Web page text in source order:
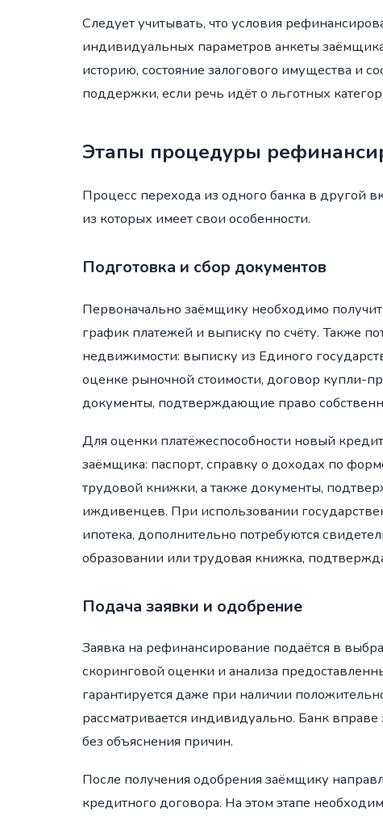
Следует учитывать, что условия
индивидуальных параметров анкеты
историю, состояние залогового имущества и
поддержки, если речь идёт о льготных
Этапы процедуры
Процесс перехода из одного банка в другой
из которых имеет свои особенности.
Подготовка и сбор документов
Первоначально заёмщику необходимо
график платежей и выписку по счёту. Также
недвижимости: выписку из Единого
оценке рыночной стоимости, договор купли-
документы, подтверждающие право
Для оценки платёжеспособности новый
заёмщика: паспорт, справку о доходах по
трудовой книжки, а также документы,
иждивенцев. При использовании
ипотека, дополнительно потребуются
образовании или трудовая книжка,
Подача заявки и одобрение
Заявка на рефинансирование подаётся в
скоринговой оценки и анализа
гарантируется даже при наличии
рассматривается индивидуально. Банк
без объяснения причин.
После получения одобрения заёмщику
кредитного договора. На этом этапе